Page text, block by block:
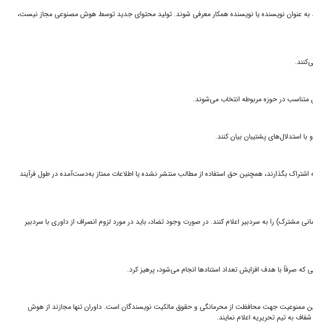
به عنوان نویسنده یا نویسنده همکار معرفی شوند. تولید محتوای جدید توسط هوش مصنوعی مجاز نیست،
در حوزه مربوطه انتخاب می‌شوند.
استدلال‌های پشتیبان بیان کنند.
اشتراک بگذارند، همچنین حق استفاده از مطالب منتشر نشده یا اطلاعات ممتاز به‌دست‌آمده در طول فرآیند
مشترک) را به سردبیر اعلام کنند. در صورت وجود تضاد، باید در مورد لزوم انصراف از داوری با سردبیر
که صرفاً با هدف افزایش تعداد استنادها انجام می‌شود، پرهیز کرد.
ممنوعیت جهت محافظت از محرمانگی و حقوق مالکیت نویسندگان است. داوران تنها مجازند از هوش
به تیم تحریریه اعلام نمایند.